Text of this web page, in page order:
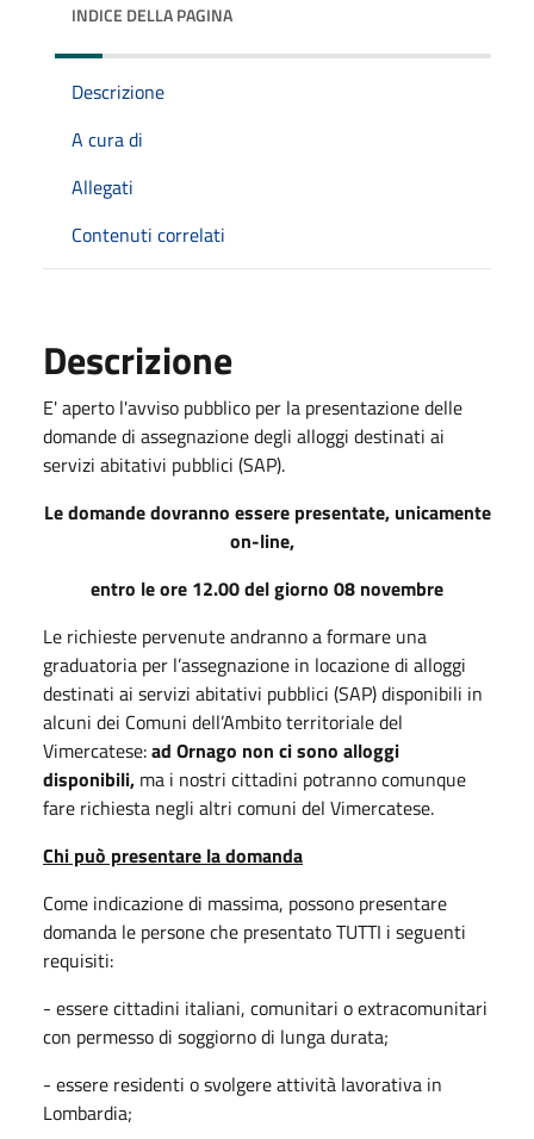
INDICE DELLA PAGINA
Descrizione
A cura di
Allegati
Contenuti correlati
Descrizione
E' aperto l'avviso pubblico per la presentazione delle
domande di assegnazione degli alloggi destinati ai
servizi abitativi pubblici (SAP).
Le domande dovranno essere presentate, unicamente
on-line,
entro le ore 12.00 del giorno 08 novembre
Le richieste pervenute andranno a formare una
graduatoria per l’assegnazione in locazione di alloggi
destinati ai servizi abitativi pubblici (SAP) disponibili in
alcuni dei Comuni dell’Ambito territoriale del
Vimercatese:ad Ornago non ci sono alloggi
disponibili, ma i nostri cittadini potranno comunque
fare richiesta negli altri comuni del Vimercatese.
Chi può presentare la domanda
Come indicazione di massima, possono presentare
domanda le persone che presentato TUTTI i seguenti
requisiti:
- essere cittadini italiani, comunitari o extracomunitari
con permesso di soggiorno di lunga durata;
- essere residenti o svolgere attività lavorativa in
Lombardia;